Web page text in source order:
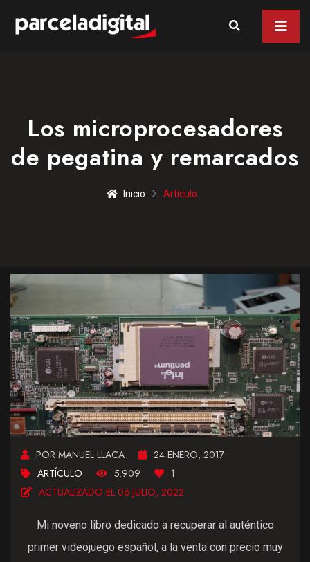
Los microprocesadores
de pegatina y remarcados
Inicio Artículo
POR MANUEL LLACA
24 ENERO, 2017
ARTÍCULO
5.909
1
ACTUALIZADO EL 06 JULIO, 2022
Mi noveno libro dedicado a recuperar al auténtico
primer videojuego español, a la venta con precio muy